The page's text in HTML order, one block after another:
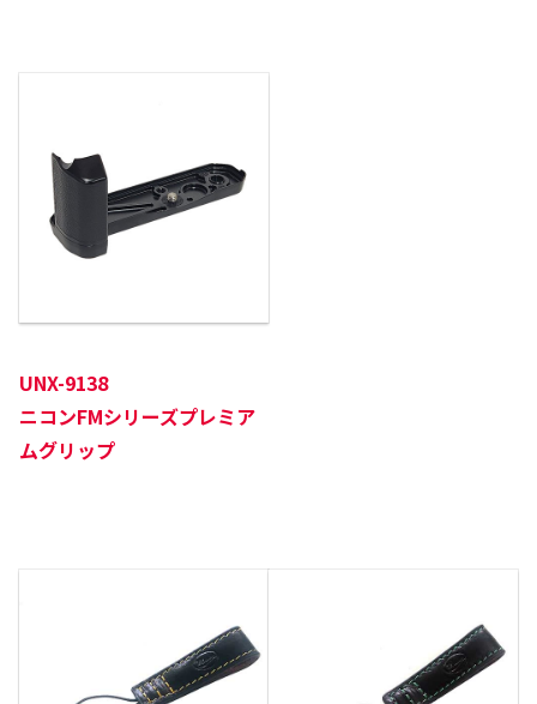
UNX-9138
ニコンFMシリーズプレミア
ムグリップ